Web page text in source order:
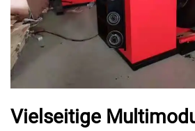
Vielseitige